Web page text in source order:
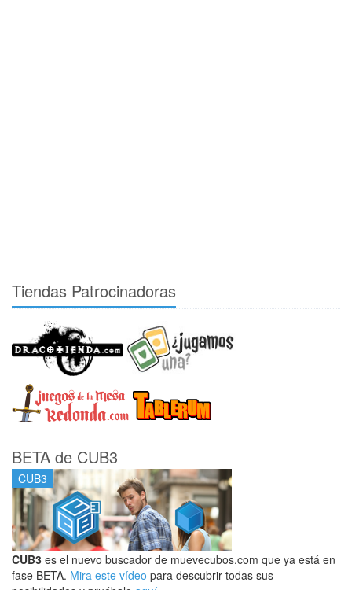
Tiendas Patrocinadoras
BETA de CUB3
CUB3
CUB3 es el nuevo buscador de muevecubos.com que ya está en
fase BETA. Mira este vídeo para descubrir todas sus